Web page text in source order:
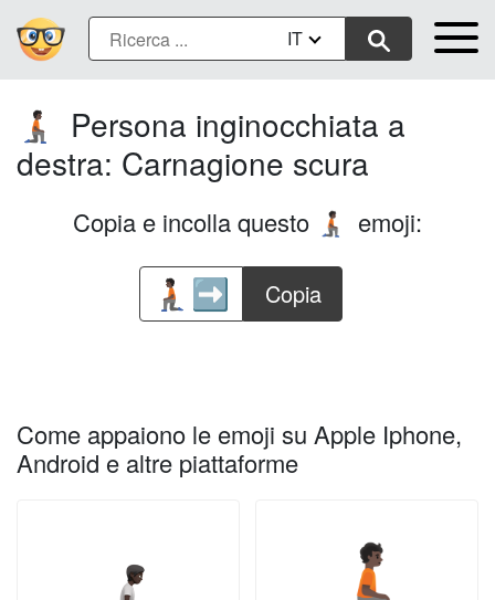
IT
🧎🏿‍➡️
Persona inginocchiata a
destra: Carnagione scura
Copia e incolla questo 🧎🏿‍➡️ emoji:
Copia
Come appaiono le emoji su Apple Iphone,
Android e altre piattaforme